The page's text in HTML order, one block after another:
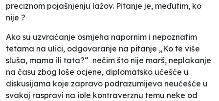
preciznom pojašnjenju lažov. Pitanje je, međutim, ko
nije ?
Ako su uzvraćanje osmjeha napornim i nepoznatim
tetama na ulici, odgovaranje na pitanje „Ko te više
sluša, mama ili tata?“ nečim što nije marš, neplakanje
na času zbog loše ocjene, diplomatsko učešće u
diskusijama koje zapravo podrazumijeva neučešće u
svakoj raspravi na iole kontraverznu temu neke od